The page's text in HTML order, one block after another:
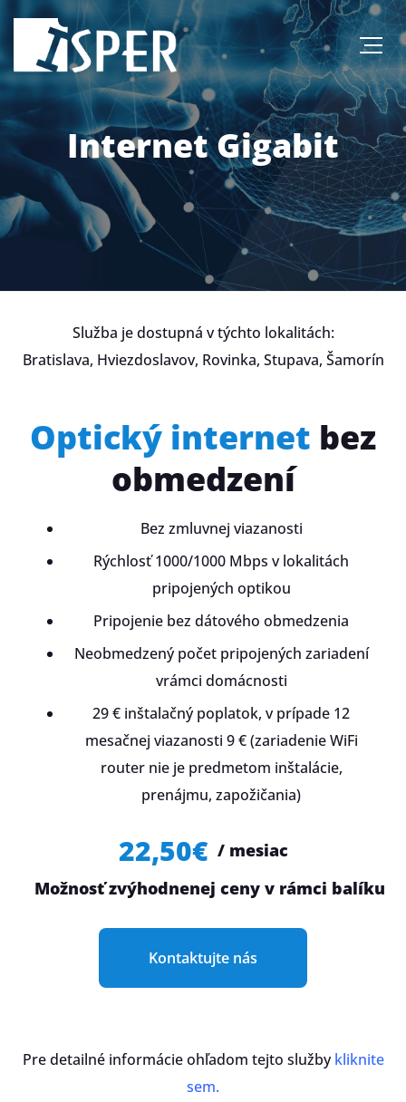
Internet Gigabit
Služba je dostupná v týchto lokalitách:
Bratislava, Hviezdoslavov, Rovinka, Stupava, Šamorín
Optický internet bez
obmedzení
Bez zmluvnej viazanosti
Rýchlosť 1000/1000 Mbps v lokalitách
pripojených optikou
Pripojenie bez dátového obmedzenia
Neobmedzený počet pripojených zariadení
vrámci domácnosti
29 € inštalačný poplatok, v prípade 12
mesačnej viazanosti 9 € (zariadenie WiFi
router nie je predmetom inštalácie,
prenájmu, zapožičania)
22,50€ / mesiac
Možnosť zvýhodnenej ceny v rámci balíku
Kontaktujte nás
Pre detailné informácie ohľadom tejto služby kliknite
sem.